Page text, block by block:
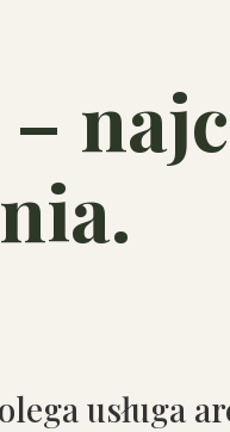
usługa